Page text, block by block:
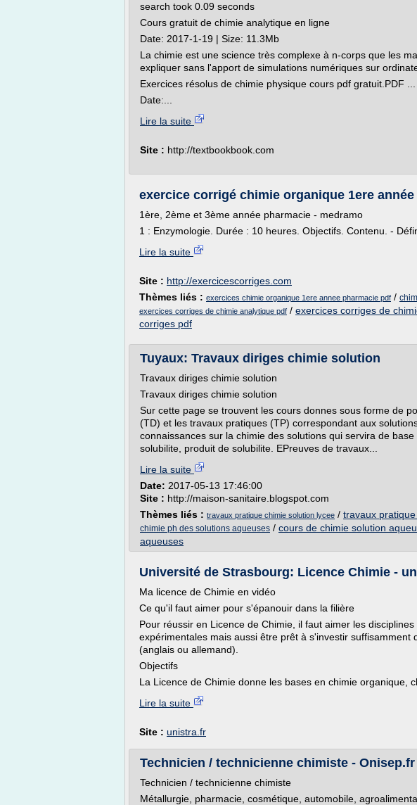
search took 0.09 seconds
Cours gratuit de chimie analytique en ligne
Date: 2017-1-19 | Size: 11.3Mb
La chimie est une science très complexe à n-corps que les
expliquer sans l'apport de simulations numériques sur
Exercices résolus de chimie physique cours pdf gratuit.PDF ...
Date:...
Lire la suite
Site : http://textbookbook.com
exercice corrigé chimie organique 1ere
1ère, 2ème et 3ème année pharmacie - medramo
1 : Enzymologie. Durée : 10 heures. Objectifs. Contenu. -
Lire la suite
Site : http://exercicescorriges.com
Thèmes liés : exercices chimie organique 1ere annee pharmacie pdf /
exercices corriges de chimie analytique pdf / exercices corriges de
corriges pdf
Tuyaux: Travaux diriges chimie solution
Travaux diriges chimie solution
Travaux diriges chimie solution
Sur cette page se trouvent les cours donnes sous forme de
(TD) et les travaux pratiques (TP) correspondant aux
connaissances sur la chimie des solutions qui servira de base
solubilite, produit de solubilite. EPreuves de travaux...
Lire la suite
Date: 2017-05-13 17:46:00
Site : http://maison-sanitaire.blogspot.com
Thèmes liés : travaux pratique chimie solution lycee / travaux
chimie ph des solutions aqueuses / cours de chimie solution
aqueuses
Université de Strasbourg: Licence Chimie -
Ma licence de Chimie en vidéo
Ce qu'il faut aimer pour s'épanouir dans la filière
Pour réussir en Licence de Chimie, il faut aimer les
expérimentales mais aussi être prêt à s'investir suffisamment
(anglais ou allemand).
Objectifs
La Licence de Chimie donne les bases en chimie organique,
Lire la suite
Site : unistra.fr
Technicien / technicienne chimiste - Onisep.fr
Technicien / technicienne chimiste
Métallurgie, pharmacie, cosmétique, automobile,